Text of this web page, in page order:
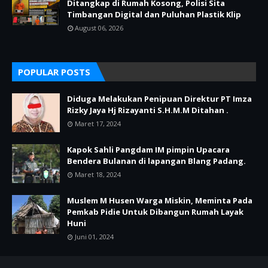
Ditangkap di Rumah Kosong, Polisi Sita
Timbangan Digital dan Puluhan Plastik Klip
August 06, 2026
POPULAR POSTS
Diduga Melakukan Penipuan Direktur PT Imza
Rizky Jaya Hj Rizayanti S.H.M.M Ditahan .
Maret 17, 2024
Kapok Sahli Pangdam IM pimpin Upacara
Bendera Bulanan di lapangan Blang Padang.
Maret 18, 2024
Muslem M Husen Warga Miskin, Meminta Pada
Pemkab Pidie Untuk Dibangun Rumah Layak
Huni
Juni 01, 2024